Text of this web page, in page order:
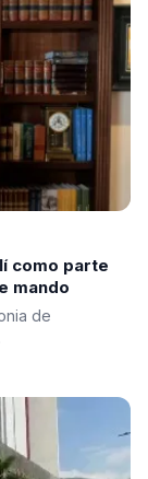
como parte
mando
de